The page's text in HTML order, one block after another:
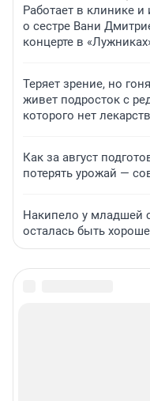
Работает в клинике и
о сестре Вани
концерте в
Теряет зрение, но
живет подросток с
которого нет лекарств
Как за август
потерять урожай —
Накипело у младшей
осталась быть